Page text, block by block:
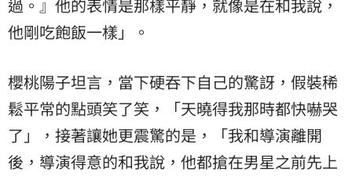
過。』他的表情是那樣平靜，就像是在和我說，
他剛吃飽飯一樣」。
櫻桃陽子坦言，當下硬吞下自己的驚訝，假裝稀
鬆平常的點頭笑了笑，「天曉得我那時都快嚇哭
了」，接著讓她更震驚的是，「我和導演離開
後，導演得意的和我說，他都搶在男星之前先上